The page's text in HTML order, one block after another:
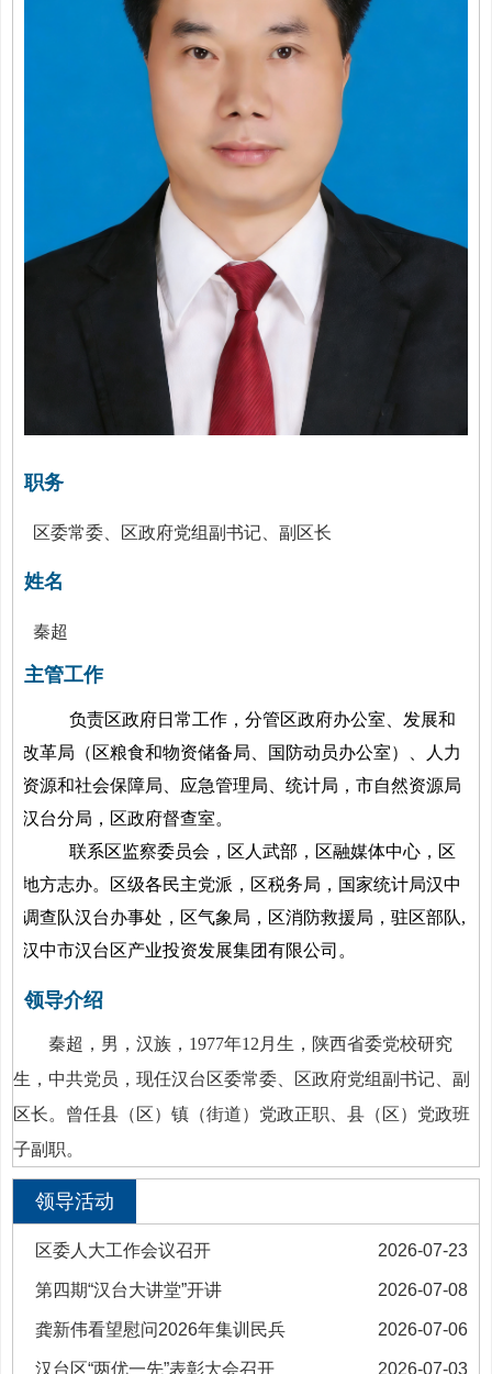
职务
区委常委、区政府党组副书记、副区长
姓名
秦超
主管工作
负责区政府日常工作，分管区政府办公室、发展和
改革局（区粮食和物资储备局、国防动员办公室）、人力
资源和社会保障局、应急管理局、统计局，市自然资源局
汉台分局，区政府督查室。
联系区监察委员会，区人武部，区融媒体中心，区
地方志办。区级各民主党派，区税务局，国家统计局汉中
调查队汉台办事处，区气象局，区消防救援局，驻区部队,
汉中市汉台区产业投资发展集团有限公司。
领导介绍
秦超，男，汉族，1977年12月生，陕西省委党校研究
生，中共党员，现任汉台区委常委、区政府党组副书记、副
区长。曾任县（区）镇（街道）党政正职、县（区）党政班
子副职。
领导活动
2026-07-23
区委人大工作会议召开
2026-07-08
第四期“汉台大讲堂”开讲
2026-07-06
龚新伟看望慰问2026年集训民兵
2026-07-03
汉台区“两优一先”表彰大会召开